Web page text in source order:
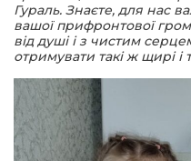
Гураль. Знаєте, для нас
вашої прифронтової
від душі і з чистим
отримувати такі ж щирі і